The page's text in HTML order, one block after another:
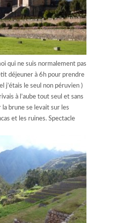
qui ne suis normalement pas
déjeuner à 6h pour prendre
j’étais le seul non péruvien )
à l’aube tout seul et sans
brune se levait sur les
et les ruines. Spectacle